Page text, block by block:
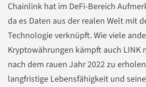
Chainlink hat im DeFi-Bereich
da es Daten aus der realen Welt mit
Technologie verknüpft. Wie viele
Kryptowährungen kämpft auch LINK
nach dem rauen Jahr 2022 zu
langfristige Lebensfähigkeit und